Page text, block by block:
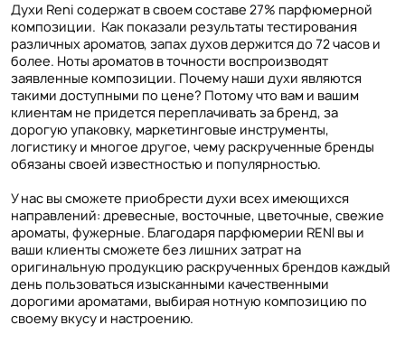
Духи Reni содержат в своем составе 27% парфюмерной
композиции. Как показали результаты тестирования
различных ароматов, запах духов держится до 72 часов и
более. Ноты ароматов в точности воспроизводят
заявленные композиции. Почему наши духи являются
такими доступными по цене? Потому что вам и вашим
клиентам не придется переплачивать за бренд, за
дорогую упаковку, маркетинговые инструменты,
логистику и многое другое, чему раскрученные бренды
обязаны своей известностью и популярностью.
У нас вы сможете приобрести духи всех имеющихся
направлений: древесные, восточные, цветочные, свежие
ароматы, фужерные. Благодаря парфюмерии RENI вы и
ваши клиенты сможете без лишних затрат на
оригинальную продукцию раскрученных брендов каждый
день пользоваться изысканными качественными
дорогими ароматами, выбирая нотную композицию по
своему вкусу и настроению.